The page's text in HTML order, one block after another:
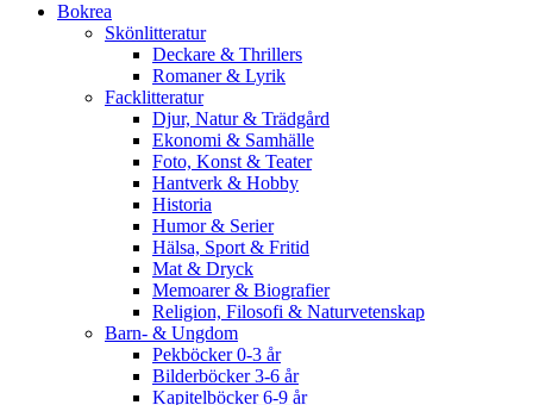
Bokrea
Skönlitteratur
Deckare & Thrillers
Romaner & Lyrik
Facklitteratur
Djur, Natur & Trädgård
Ekonomi & Samhälle
Foto, Konst & Teater
Hantverk & Hobby
Historia
Humor & Serier
Hälsa, Sport & Fritid
Mat & Dryck
Memoarer & Biografier
Religion, Filosofi & Naturvetenskap
Barn- & Ungdom
Pekböcker 0-3 år
Bilderböcker 3-6 år
Kapitelböcker 6-9 år